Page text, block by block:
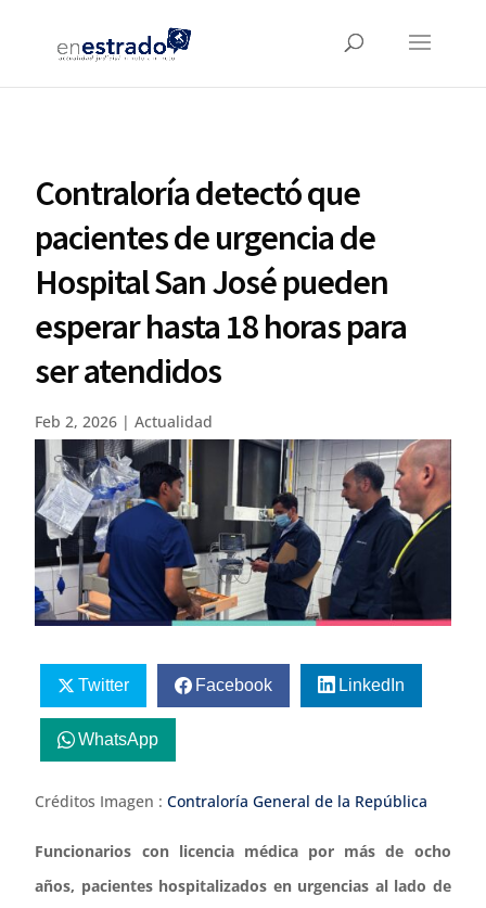
Contraloría detectó que
pacientes de urgencia de
Hospital San José pueden
esperar hasta 18 horas para
ser atendidos
Feb 2, 2026 |Actualidad
Twitter Facebook LinkedIn
WhatsApp
Créditos Imagen :Contraloría General de la República
Funcionarios con licencia médica por más de ocho
años, pacientes hospitalizados en urgencias al lado de